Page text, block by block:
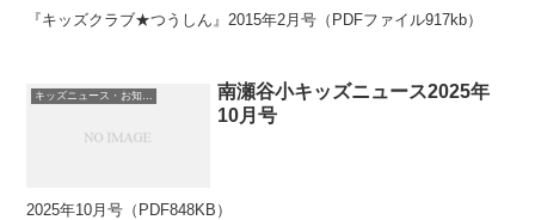
『キッズクラブ★つうしん』2015年2月号（PDFファイル917kb）
南瀬谷小キッズニュース2025年
10月号
2025年10月号（PDF848KB）